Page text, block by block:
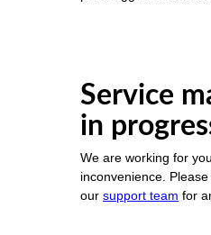
Service
in
We are working for
inconvenience.
our support team for